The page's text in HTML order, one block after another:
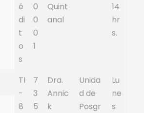
é
di
t
o
s
0
0
0
1
Quint
anal
14
hr
s.
TI
-
8
7
3
5
Dra.
Annic
k
Unida
d de
Posgr
Lu
ne
s